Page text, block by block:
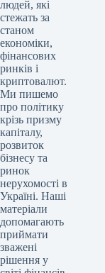
людей, які
стежать за
станом
економіки,
фінансових
ринків і
криптовалют.
Ми пишемо
про політику
крізь призму
капіталу,
розвиток
бізнесу та
ринок
нерухомості в
Україні. Наші
матеріали
допомагають
приймати
зважені
рішення у